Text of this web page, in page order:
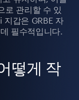
로 관리할 수 있
갑은 GRBE 자
필수적입니다.
떻게 작